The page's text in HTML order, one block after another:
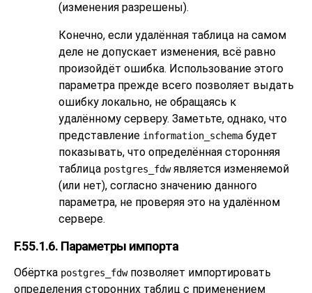
(изменения разрешены).
Конечно, если удалённая таблица на самом
деле не допускает изменения, всё равно
произойдёт ошибка. Использование этого
параметра прежде всего позволяет выдать
ошибку локально, не обращаясь к
удалённому серверу. Заметьте, однако, что
представление information_schema будет
показывать, что определённая сторонняя
таблица postgres_fdwявляется изменяемой
(или нет), согласно значению данного
параметра, не проверяя это на удалённом
сервере.
F.55.1.6. Параметры импорта
Обёртка postgres_fdwпозволяет импортировать
определения сторонних таблиц с применением